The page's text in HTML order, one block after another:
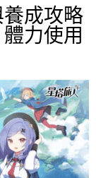
養成攻略
力使用